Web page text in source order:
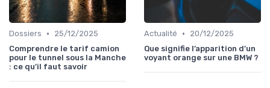
Dossiers •
25/12/2025
Comprendre le tarif camion
pour le tunnel sous la Manche
: ce qu’il faut savoir
Actualité •
20/12/2025
Que signifie l’apparition d’un
voyant orange sur une BMW ?